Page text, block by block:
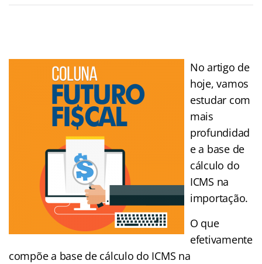
No artigo de
hoje, vamos
estudar com
mais
profundidad
e a base de
cálculo do
ICMS na
importação.
O que
efetivamente
compõe a base de cálculo do ICMS na